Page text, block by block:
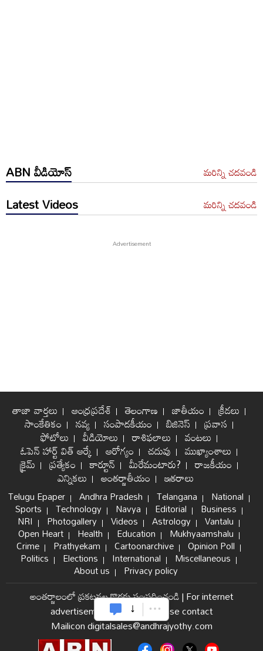
ABN వీడియోస్ మరిన్ని చదవండి
Latest Videos మరిన్ని చదవండి
తాజా వార్తలు ఆంధ్రప్రదేశ్ తెలంగాణ జాతీయం క్రీడలు
సాంకేతికం నవ్య సంపాదకీయం బిజినెస్ ప్రవాస
ఫోటోలు వీడియోలు రాశిఫలాలు వంటలు
ఓపెన్ హార్ట్ విత్ ఆర్కే ఆరోగ్యం చదువు ముఖ్యాంశాలు
క్రైమ్ ప్రత్యేకం కార్టూన్ మీరేమంటారు? రాజకీయం
ఎన్నికలు అంతర్జాతీయం ఇతరాలు
Telugu Epaper Andhra Pradesh Telangana National
Sports Technology Navya Editorial Business
NRI Photogallery Videos Astrology Vantalu
Open Heart Health Education Mukhyaamshalu
Crime Prathyekam Cartoonarchive Opinion Poll
Politics Elections International Miscellaneous
About us Privacy policy
అంతర్జాలంలో ప్రకటనల కొరకు సంప్రదించండి|For internet
advertisement and sales please contact
Mailicon digitalsales@andhrajyothy.com